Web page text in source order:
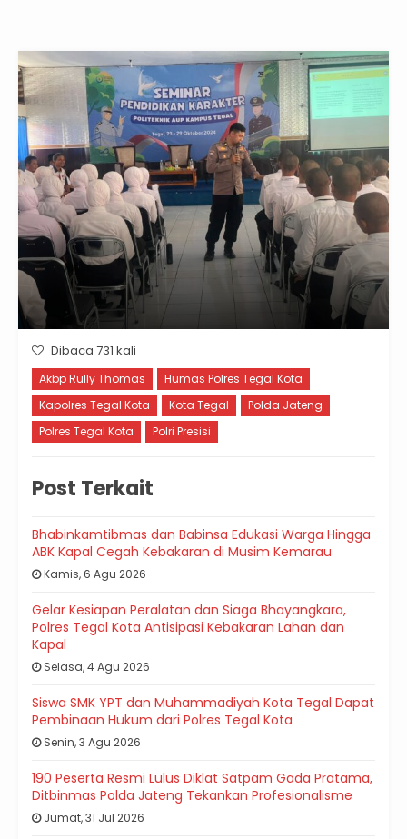
Dibaca 731 kali
Akbp Rully Thomas
Humas Polres Tegal Kota
Kapolres Tegal Kota
Kota Tegal
Polda Jateng
Polres Tegal Kota
Polri Presisi
Post Terkait
Bhabinkamtibmas dan Babinsa Edukasi Warga Hingga
ABK Kapal Cegah Kebakaran di Musim Kemarau
Kamis, 6 Agu 2026
Gelar Kesiapan Peralatan dan Siaga Bhayangkara,
Polres Tegal Kota Antisipasi Kebakaran Lahan dan
Kapal
Selasa, 4 Agu 2026
Siswa SMK YPT dan Muhammadiyah Kota Tegal Dapat
Pembinaan Hukum dari Polres Tegal Kota
Senin, 3 Agu 2026
190 Peserta Resmi Lulus Diklat Satpam Gada Pratama,
Ditbinmas Polda Jateng Tekankan Profesionalisme
Jumat, 31 Jul 2026